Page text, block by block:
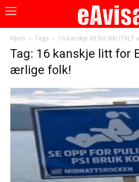
Hjem Tags 16 kanskje litt for BRUTALT
Tag: 16 kanskje litt for
ærlige folk!